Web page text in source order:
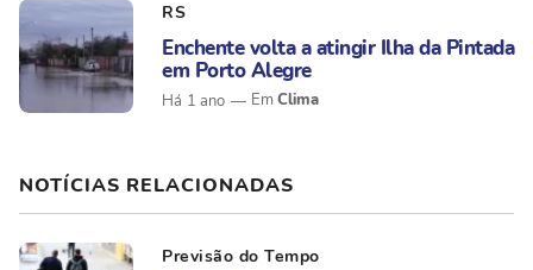
RS
Enchente volta a atingir Ilha da Pintada
em Porto Alegre
Há 1 ano Clima
NOTÍCIAS RELACIONADAS
Previsão do Tempo